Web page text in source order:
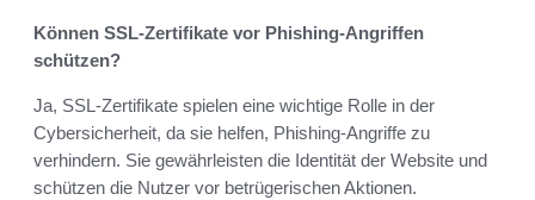
Können SSL-Zertifikate vor Phishing-Angriffen
schützen?
Ja, SSL-Zertifikate spielen eine wichtige Rolle in der
Cybersicherheit, da sie helfen, Phishing-Angriffe zu
verhindern. Sie gewährleisten die Identität der Website und
schützen die Nutzer vor betrügerischen Aktionen.